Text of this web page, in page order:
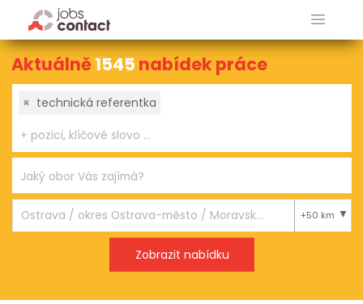
Aktuálně1545 nabídek práce
× technická referentka
+50 km